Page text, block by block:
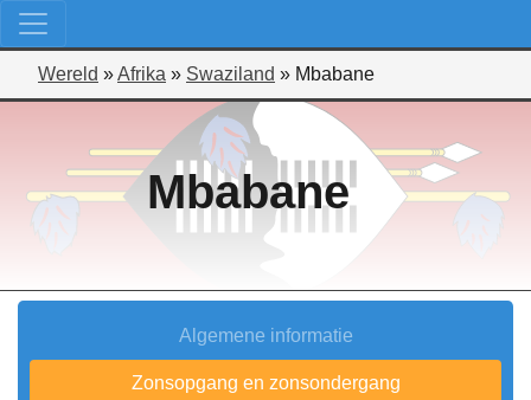
Wereld »Afrika » Swaziland » Mbabane
Mbabane
Algemene informatie
Zonsopgang en zonsondergang